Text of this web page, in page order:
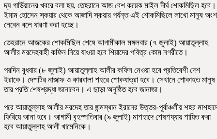
দ্য গার্ডিয়ানের খবরে বলা হয়, তেহরানে আজ বেশ কয়েক মাইল দীর্ঘ শোকমিছিল হবে।
ইমাম হোসেন স্কয়ার থেকে আজাদি স্কয়ার পর্যন্ত এই শোকমিছিলে লাখো মানুষ অংশ
নেবেন বলে ধারণা করা হচ্ছে।
তেহরানে আজকের শোকমিছিল শেষে আগামীকাল মঙ্গলবার (৭ জুলাই) আয়াতুল্লাহ
আলীর মরদেহবাহী কফিন নিয়ে যাওয়া হবে শিয়াদের পবিত্র কোম নগরীতে।
পরদিন বুধবার (৮ জুলাই) আয়াতুল্লাহ আলীর কফিন নেওয়া হবে প্রতিবেশী দেশ
ইরাকে। দেশটির নাজাফ ও কারবালা শহরে শোকযাত্রা হবে। সেখানে শোকাহত মানুষ
তার প্রতি শেষশ্রদ্ধা জানাবেন। এ ছাড়া অনুষ্ঠিত হবে জানাজা।
পরে আয়াতুল্লাহ আলীর মরদেহ তার জন্মস্থান ইরানের উত্তর-পূর্বাঞ্চলীয় শহর
ফিরিয়ে আনা হবে। আগামী বৃহস্পতিবার (৯ জুলাই) মাশহাদে শেষশয্যায় শায়িত করা
হবে আয়াতুল্লাহ আলী খামেনিকে।